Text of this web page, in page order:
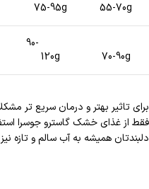
75-95g
90-
120g
برای تاثیر بهتر و درمان سریع تر
فقط از غذای خشک گاسترو جوسرا
دلبندتان همیشه به آب سالم و تازه